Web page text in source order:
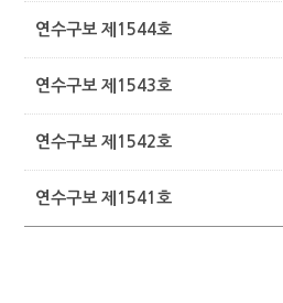
연수구보 제1544호
연수구보 제1543호
연수구보 제1542호
연수구보 제1541호